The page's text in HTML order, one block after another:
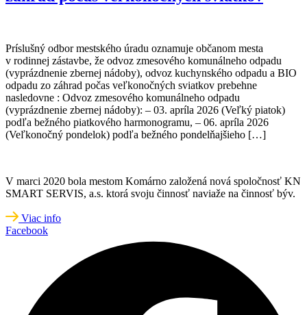
Príslušný odbor mestského úradu oznamuje občanom mesta
v rodinnej zástavbe, že odvoz zmesového komunálneho odpadu
(vyprázdnenie zbernej nádoby), odvoz kuchynského odpadu a BIO
odpadu zo záhrad počas veľkonočných sviatkov prebehne
nasledovne : Odvoz zmesového komunálneho odpadu
(vyprázdnenie zbernej nádoby): – 03. apríla 2026 (Veľký piatok)
podľa bežného piatkového harmonogramu, – 06. apríla 2026
(Veľkonočný pondelok) podľa bežného pondelňajšieho […]
V marci 2020 bola mestom Komárno založená nová spoločnosť KN
SMART SERVIS, a.s. ktorá svoju činnosť naviaže na činnosť býv.
Viac info
Facebook